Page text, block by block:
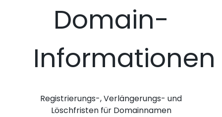
Domain-
Informationen
Registrierungs-, Verlängerungs- und
Löschfristen für Domainnamen